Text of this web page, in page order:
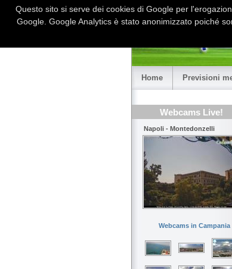
Home Previsioni
Webcams Live!
Napoli - Montedonzelli
Webcams in Campania
Questo sito si serve dei cookies di Google per
Google. Google Analytics è stato anonimizzato poiché